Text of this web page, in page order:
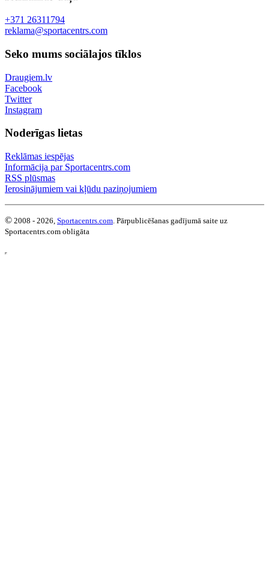
+371 26311794
reklama@sportacentrs.com
Seko mums sociālajos tīklos
Draugiem.lv
Facebook
Twitter
Instagram
Noderīgas lietas
Reklāmas iespējas
Informācija par Sportacentrs.com
RSS plūsmas
Ierosinājumiem vai kļūdu paziņojumiem
© 2008 - 2026, Sportacentrs.com . Pārpublicēšanas gadījumā saite uz
Sportacentrs.com obligāta